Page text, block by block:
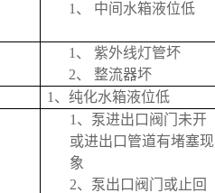
1、 中间水箱液位低
1、 紫外线灯管坏
2、 整流器坏
1 、纯化水箱液位低
1、 泵进出口阀门未开
或进出口管道有堵塞现
象
2、 泵出口阀门或止回